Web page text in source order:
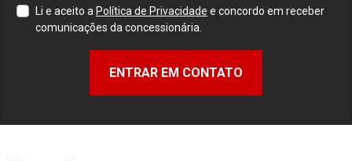
Li e aceito a Política de Privacidade e concordo em receber
comunicações da concessionária.
ENTRAR EM CONTATO